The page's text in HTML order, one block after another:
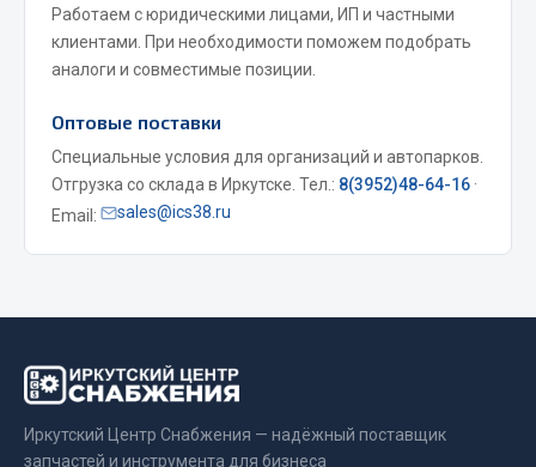
Запчасти Урал
Двигатель
Мост задний
Система питания
Система охлаждения
Тормозная система
Показать ещё
Работаем с юридическими лицами, ИП и частными
клиентами. При необходимости поможем подобрать
аналоги и совместимые позиции.
Оптовые поставки
Специальные условия для организаций и автопарков.
Отгрузка со склада в Иркутске. Тел.: 8(3952)48-64-16 ·
Email:
sales@ics38.ru
Иркутский Центр Снабжения — надёжный поставщик
запчастей и инструмента для бизнеса